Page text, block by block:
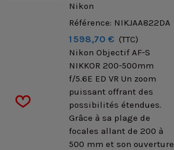
Nikon
Référence: NIKJAA822DA
1 598,70 € (TTC)
Nikon Objectif AF-S
NIKKOR 200-500mm
f/5.6E ED VR Un zoom
puissant offrant des
possibilités étendues.
Grâce à sa plage de
focales allant de 200 à
500 mm et son ouverture